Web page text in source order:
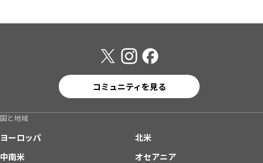
コミュニティを見る
国と地域
ヨーロッパ
北米
中南米
オセアニア